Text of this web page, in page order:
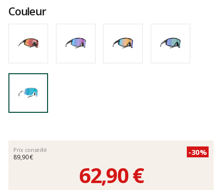
Couleur
Prix conseillé
89,90 €
-30%
62,90 €